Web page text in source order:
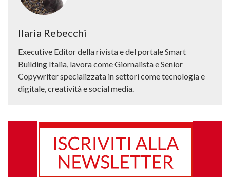
Ilaria Rebecchi
Executive Editor della rivista e del portale Smart
Building Italia, lavora come Giornalista e Senior
Copywriter specializzata in settori come tecnologia e
digitale, creatività e social media.